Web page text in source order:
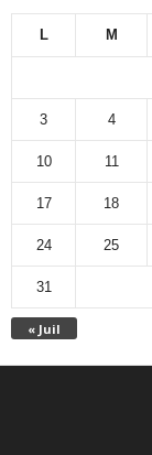
L M
« Juil
3 4
10 11
17 18
24 25
31